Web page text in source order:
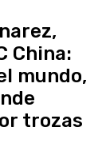
China:
mundo,
trozas